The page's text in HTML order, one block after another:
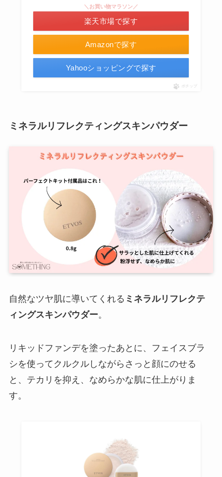
Amazonで探す
＼お買い物マラソン／
楽天市場で探す
Yahooショッピングで探す
ポチップ
ミネラルリフレクティングスキンパウダー
自然なツヤ肌に導いてくれる ミネラルリフレクテ
ィングスキンパウダー。
リキッドファンデを塗ったあとに、フェイスブラ
シを使ってクルクルしながらさっと顔にのせる
と、テカリを抑え、なめらかな肌に仕上がりま
す。